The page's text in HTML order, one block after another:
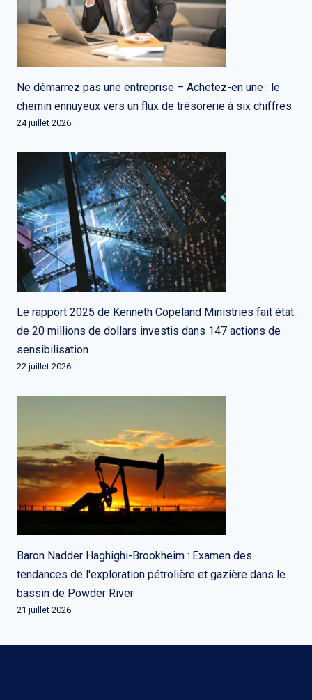
Ne démarrez pas une entreprise – Achetez-en une : le
chemin ennuyeux vers un flux de trésorerie à six chiffres
24 juillet 2026
Le rapport 2025 de Kenneth Copeland Ministries fait état
de 20 millions de dollars investis dans 147 actions de
sensibilisation
22 juillet 2026
Baron Nadder Haghighi-Brookheim : Examen des
tendances de l'exploration pétrolière et gazière dans le
bassin de Powder River
21 juillet 2026